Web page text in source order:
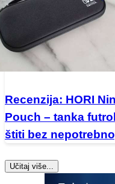
Recenzija: HORI
Pouch – tanka
štiti bez
Učitaj više...